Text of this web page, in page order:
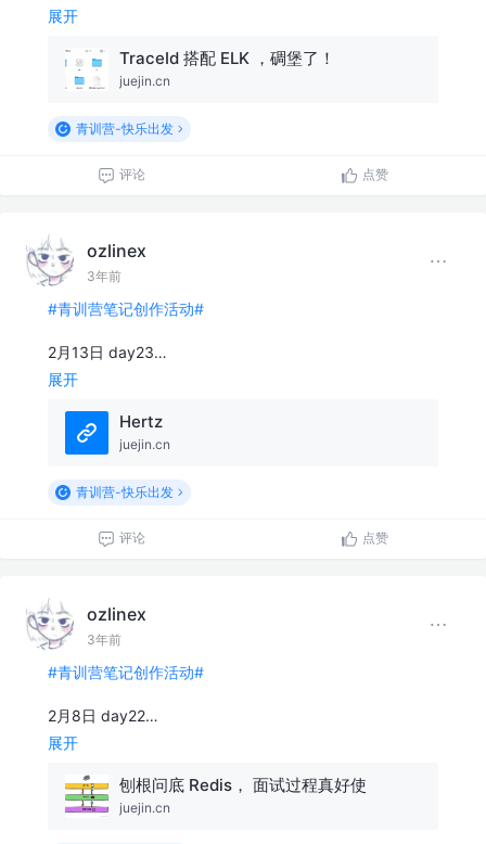
展开
TraceId 搭配 ELK ，碉堡了！
juejin.cn
青训营-快乐出发
评论 点赞
ozlinex
3年前
#青训营笔记创作活动#
2月13日 day23…
展开
Hertz
juejin.cn
青训营-快乐出发
评论 点赞
ozlinex
3年前
#青训营笔记创作活动#
2月8日 day22…
展开
刨根问底 Redis， 面试过程真好使
juejin.cn